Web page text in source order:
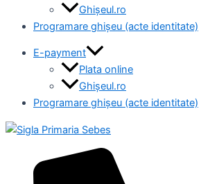
Ghișeul.ro
Programare ghișeu (acte identitate)
E-payment
Plata online
Ghișeul.ro
Programare ghișeu (acte identitate)